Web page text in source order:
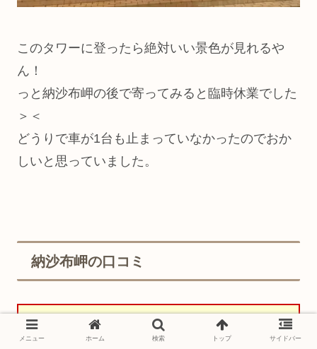
このタワーに登ったら絶対いい景色が見れるや
ん！
っと納沙布岬の後で寄ってみると臨時休業でした
＞＜
どうりで車が1台も止まっていなかったのでおか
しいと思っていました。
納沙布岬の口コミ
ニックネーム：caerun
メニュー ホーム 検索 トップ サイドバー